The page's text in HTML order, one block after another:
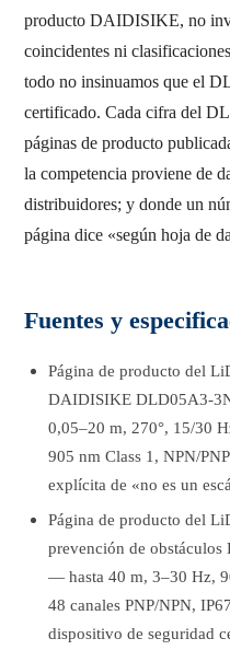
producto DAIDISIKE, no
coincidentes ni
todo no insinuamos que el
certificado. Cada cifra del
páginas de producto
la competencia proviene de
distribuidores; y donde un
página dice «según hoja de
Fuentes y
Página de producto del
DAIDISIKE DLD05A3-
0,05–20 m, 270°, 15/30
905 nm Class 1, NPN/
explícita de «no es un
Página de producto del
prevención de
— hasta 40 m, 3–30 Hz,
48 canales PNP/NPN,
dispositivo de seguridad